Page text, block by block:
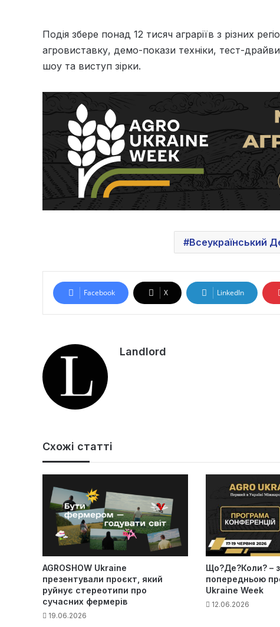
Подія збере понад 12 тисяч аграріїв з різних
агровиставку, демо-покази техніки, тест-
шоу та виступ зірки.
Всеукраїнський
Facebook X LinkedIn
Landlord
Схожі статті
AGROSHOW Ukraine
презентували проєкт, який
руйнує стереотипи про
сучасних фермерів
19.06.2026
Що?Де?Коли? –
попередньою
Ukraine Week
12.06.2026